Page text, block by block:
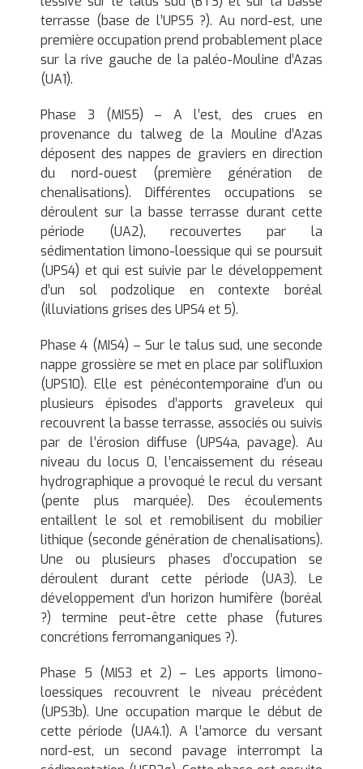
terrasse (base de l’UPS5 ?). Au nord-est, une
première occupation prend probablement place
sur la rive gauche de la paléo-Mouline d’Azas
(UA1).
Phase 3 (MIS5) – A l’est, des crues en
provenance du talweg de la Mouline d’Azas
déposent des nappes de graviers en direction
du nord-ouest (première génération de
chenalisations). Différentes occupations se
déroulent sur la basse terrasse durant cette
période (UA2), recouvertes par la
sédimentation limono-loessique qui se poursuit
(UPS4) et qui est suivie par le développement
d’un sol podzolique en contexte boréal
(illuviations grises des UPS4 et 5).
Phase 4 (MIS4) – Sur le talus sud, une seconde
nappe grossière se met en place par solifluxion
(UPS10). Elle est pénécontemporaine d’un ou
plusieurs épisodes d’apports graveleux qui
recouvrent la basse terrasse, associés ou suivis
par de l’érosion diffuse (UPS4a, pavage). Au
niveau du locus 0, l’encaissement du réseau
hydrographique a provoqué le recul du versant
(pente plus marquée). Des écoulements
entaillent le sol et remobilisent du mobilier
lithique (seconde génération de chenalisations).
Une ou plusieurs phases d’occupation se
déroulent durant cette période (UA3). Le
développement d’un horizon humifère (boréal
?) termine peut-être cette phase (futures
concrétions ferromanganiques ?).
Phase 5 (MIS3 et 2) – Les apports limono-
loessiques recouvrent le niveau précédent
(UPS3b). Une occupation marque le début de
cette période (UA4.1). A l’amorce du versant
nord-est, un second pavage interrompt la